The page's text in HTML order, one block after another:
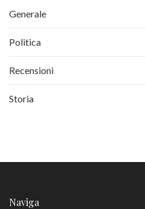
Generale
Politica
Recensioni
Storia
Naviga